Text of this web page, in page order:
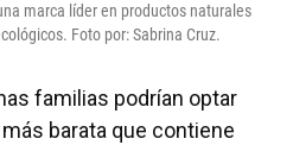
marca líder en productos naturales
Foto por: Sabrina Cruz.
familias podrían optar
barata que contiene